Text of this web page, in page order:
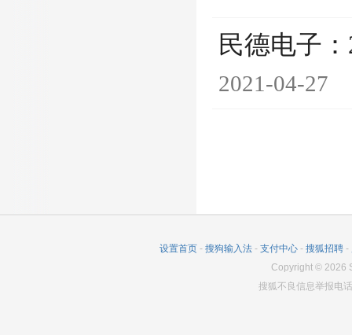
民德电子
2021-04-27
设置首页 - 搜狗输入法 - 支付中心 - 搜狐招聘 -
Copyright © 2026
搜狐不良信息举报电